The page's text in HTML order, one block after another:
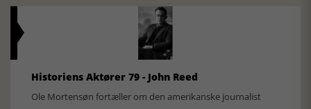
Historiens Aktører 79 - John Reed
Ole Mortensøn fortæller om den amerikanske journalist